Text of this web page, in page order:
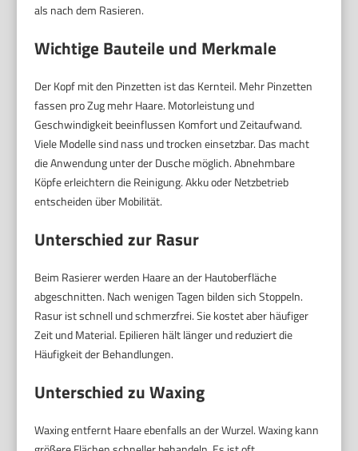
als nach dem Rasieren.
Wichtige Bauteile und Merkmale
Der Kopf mit den Pinzetten ist das Kernteil. Mehr Pinzetten
fassen pro Zug mehr Haare. Motorleistung und
Geschwindigkeit beeinflussen Komfort und Zeitaufwand.
Viele Modelle sind nass und trocken einsetzbar. Das macht
die Anwendung unter der Dusche möglich. Abnehmbare
Köpfe erleichtern die Reinigung. Akku oder Netzbetrieb
entscheiden über Mobilität.
Unterschied zur Rasur
Beim Rasierer werden Haare an der Hautoberfläche
abgeschnitten. Nach wenigen Tagen bilden sich Stoppeln.
Rasur ist schnell und schmerzfrei. Sie kostet aber häufiger
Zeit und Material. Epilieren hält länger und reduziert die
Häufigkeit der Behandlungen.
Unterschied zu Waxing
Waxing entfernt Haare ebenfalls an der Wurzel. Waxing kann